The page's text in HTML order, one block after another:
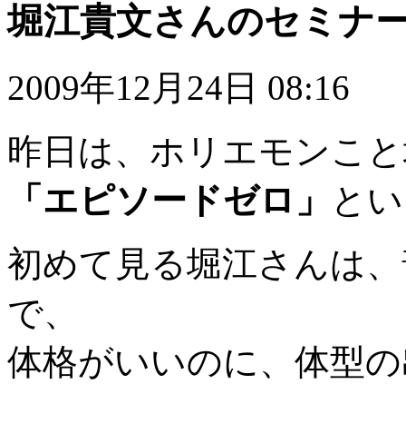
堀江貴文さんのセミナ
2009年12月24日 08:16
昨日は、ホリエモンこ
「エピソードゼロ」
と
初めて見る堀江さんは
で、
体格がいいのに、体型